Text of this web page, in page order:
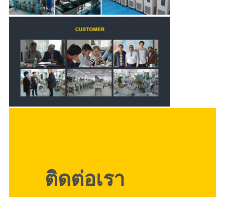
ติดต่อเรา